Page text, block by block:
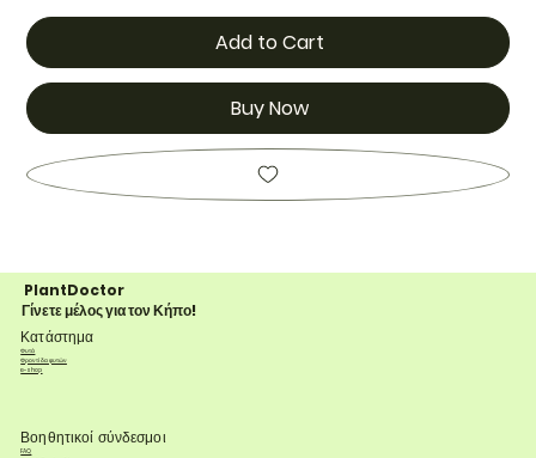
Add to Cart
Buy Now
PlantDoctor
Γίνετε μέλος για τον Κήπο!
Κατάστημα
Φυτά
Φροντίδα φυτών
e-shop
Βοηθητικοί σύνδεσμοι
FAQ